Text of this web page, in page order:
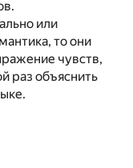
или
то они
чувств,
раз объяснить